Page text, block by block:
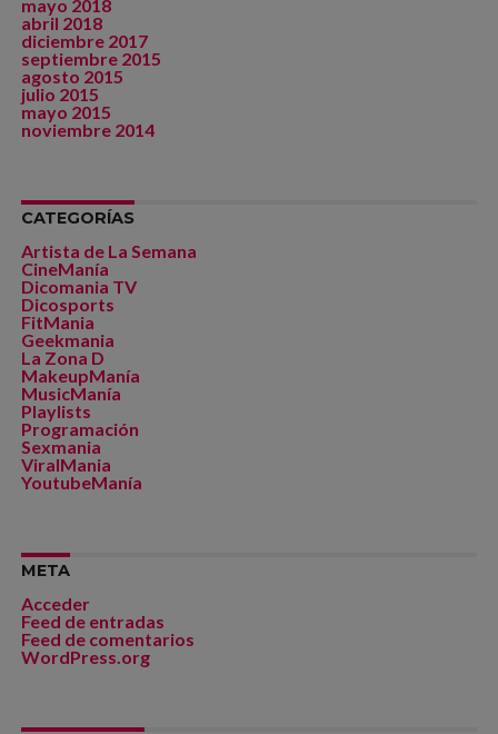
mayo 2018
abril 2018
diciembre 2017
septiembre 2015
agosto 2015
julio 2015
mayo 2015
noviembre 2014
CATEGORÍAS
Artista de La Semana
CineManía
Dicomania TV
Dicosports
FitMania
Geekmania
La Zona D
MakeupManía
MusicManía
Playlists
Programación
Sexmania
ViralMania
YoutubeManía
META
Acceder
Feed de entradas
Feed de comentarios
WordPress.org